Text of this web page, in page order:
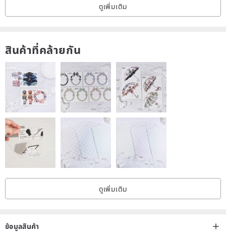
ดูเพิ่มเติม
สินค้าที่คล้ายกัน
ดูเพิ่มเติม
ข้อมูลสินค้า